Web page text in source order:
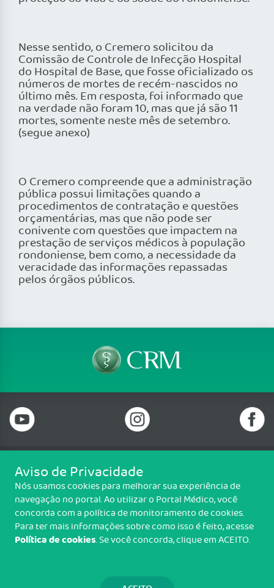
Nesse sentido, o Cremero solicitou da
Comissão de Controle de Infecção Hospital
do Hospital de Base, que fosse oficializado os
números de mortes de recém-nascidos no
último mês. Em resposta, foi informado que
na verdade não foram 10, mas que já são 11
mortes, somente neste mês de setembro.
(segue anexo)
O Cremero compreende que a administração
pública possui limitações quando a
procedimentos de contratação e questões
orçamentárias, mas que não pode ser
conivente com questões que impactem na
prestação de serviços médicos à população
rondoniense, bem como, a necessidade da
veracidade das informações repassadas
pelos órgãos públicos.
Telefone: 69 99912-5448
Email: protocolo@cremero.org.br
Avenida dos Imigrantes, 3414, Liberdade, Porto Velho/RO - CEP: 76803-
850
Copyright CREMERO. Todos os direitos reservados.
Aviso de Privacidade
Nós usamos cookies para melhorar sua experiência de
navegação no portal. Ao utilizar o Portal Médico, você
concorda com a política de monitoramento de cookies.
Para ter mais informações sobre como isso é feito, acesse
Política de cookies. Se você concorda, clique em ACEITO.